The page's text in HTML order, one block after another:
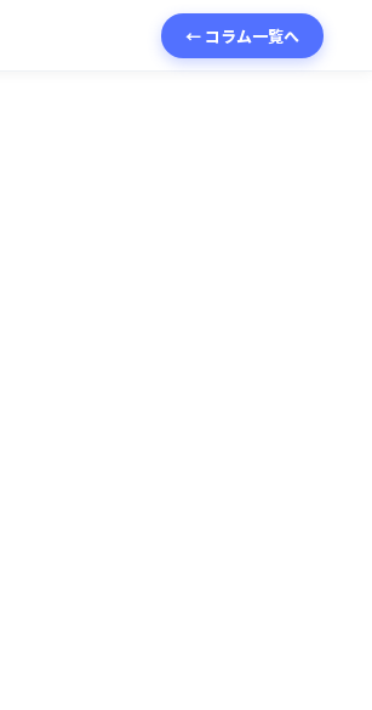
← コラム一覧へ